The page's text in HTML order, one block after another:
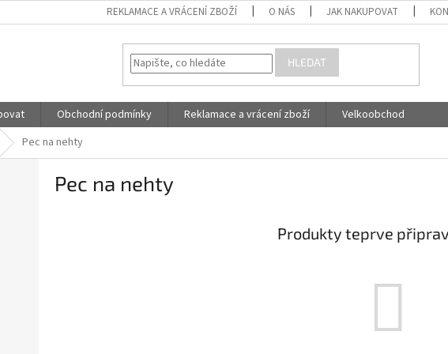
REKLAMACE A VRÁCENÍ ZBOŽÍ O NÁS JAK NAKUPOVAT
HLEDAT
Obchodní podmínky Reklamace a vrácení zboží
Velkoobchod
Pec na nehty
Pec na nehty
Produkty teprve